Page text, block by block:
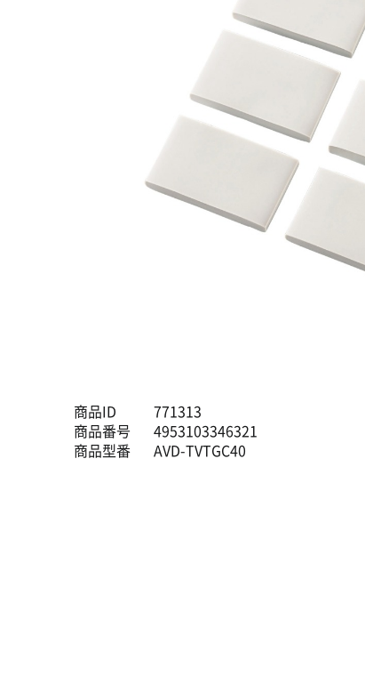
商品ID
771313
商品番号
4953103346321
商品型番
AVD-TVTGC40